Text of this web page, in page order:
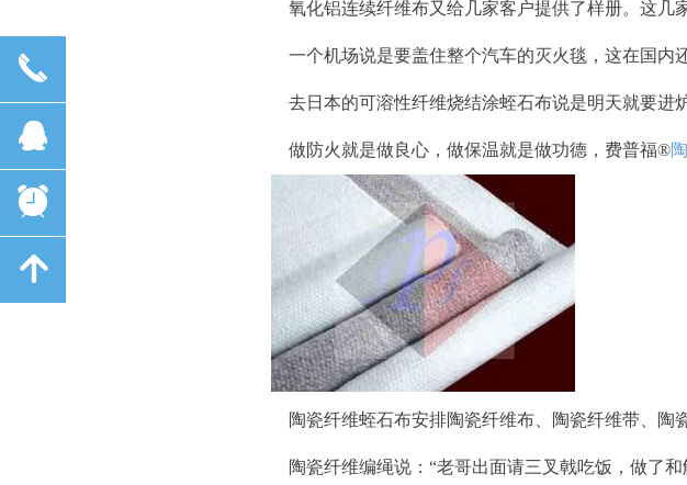
氧化铝连续纤维布又给几家客户提供了样册。这几
一个机场说是要盖住整个汽车的灭火毯，这在国内
去日本的可溶性纤维烧结涂蛭石布说是明天就要进
做防火就是做良心，做保温就是做功德，费普福®
陶瓷纤维蛭石布安排陶瓷纤维布、陶瓷纤维带、陶
陶瓷纤维编绳说：“老哥出面请三叉戟吃饭，做了
끅
뀩
뀥
녕